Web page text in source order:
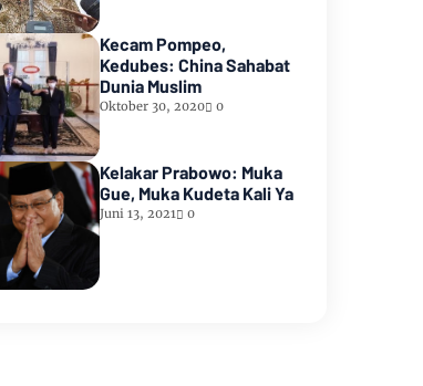
Kecam Pompeo,
Kedubes: China Sahabat
Dunia Muslim
Oktober 30, 2020 0
Kelakar Prabowo: Muka
Gue, Muka Kudeta Kali Ya
Juni 13, 2021 0